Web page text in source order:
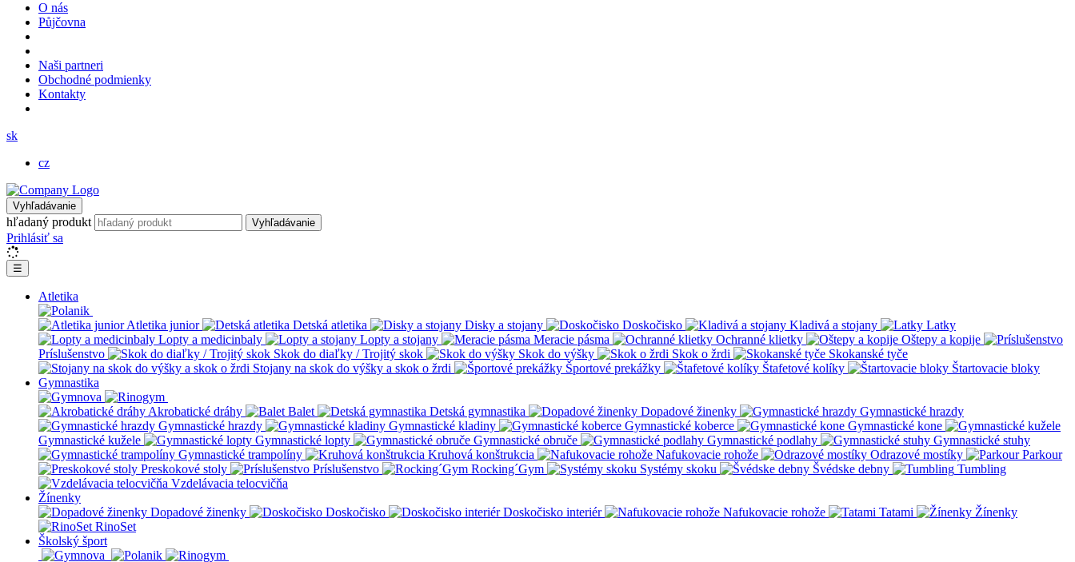
O nás
Půjčovna
Naši partneri
Obchodné podmienky
Kontakty
sk
cz
Vyhľadávanie
hľadaný produkt Vyhľadávanie
Prihlásiť sa
☰
Atletika
Atletika junior Detská atletika Disky a stojany Doskočisko Kladivá a stojany
Latky
Lopty a medicinbaly
Lopty a stojany Meracie pásma Ochranné klietky
Oštepy a kopije
Príslušenstvo
Skok do diaľky / Trojitý skok Skok do výšky Skok o žrdi
Skokanské tyče
Stojany na skok do výšky a skok o žrdi
Športové prekážky Štafetové kolíky
Štartovacie bloky
Gymnastika
Akrobatické dráhy Balet Detská gymnastika Dopadové žinenky
Gymnastické hrazdy
Gymnastické hrazdy
Gymnastické kladiny Gymnastické koberce
Gymnastické kone
Gymnastické kužele
Gymnastické lopty Gymnastické obruče Gymnastické podlahy
Gymnastické stuhy
Gymnastické trampolíny
Kruhová konštrukcia Nafukovacie rohože Odrazové mostíky
Parkour
Preskokové stoly
Príslušenstvo Rocking´Gym Systémy skoku Švédske debny
Tumbling
Vzdelávacia telocvičňa
Žínenky
Dopadové žinenky
Doskočisko Doskočisko interiér Nafukovacie rohože Tatami
Žínenky
RinoSet
Školský šport